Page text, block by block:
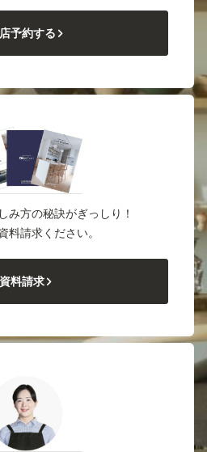
予約する
み方の秘訣がぎっしり！
料請求ください。
資料請求